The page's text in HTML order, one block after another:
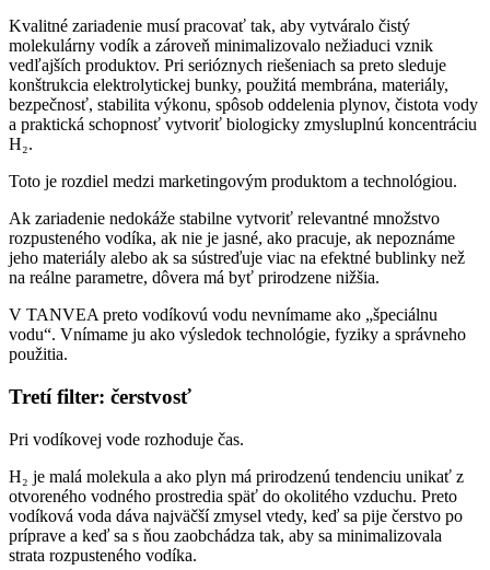
Kvalitné zariadenie musí pracovať tak, aby vytváralo čistý
molekulárny vodík a zároveň minimalizovalo nežiaduci vznik
vedľajších produktov. Pri serióznych riešeniach sa preto sleduje
konštrukcia elektrolytickej bunky, použitá membrána, materiály,
bezpečnosť, stabilita výkonu, spôsob oddelenia plynov, čistota vody
a praktická schopnosť vytvoriť biologicky zmysluplnú koncentráciu
H₂.
Toto je rozdiel medzi marketingovým produktom a technológiou.
Ak zariadenie nedokáže stabilne vytvoriť relevantné množstvo
rozpusteného vodíka, ak nie je jasné, ako pracuje, ak nepoznáme
jeho materiály alebo ak sa sústreďuje viac na efektné bublinky než
na reálne parametre, dôvera má byť prirodzene nižšia.
V TANVEA preto vodíkovú vodu nevnímame ako „špeciálnu
vodu“. Vnímame ju ako výsledok technológie, fyziky a správneho
použitia.
Tretí filter: čerstvosť
Pri vodíkovej vode rozhoduje čas.
H₂ je malá molekula a ako plyn má prirodzenú tendenciu unikať z
otvoreného vodného prostredia späť do okolitého vzduchu. Preto
vodíková voda dáva najväčší zmysel vtedy, keď sa pije čerstvo po
príprave a keď sa s ňou zaobchádza tak, aby sa minimalizovala
strata rozpusteného vodíka.